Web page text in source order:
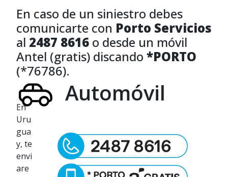
En caso de un siniestro debes
comunicarte con Porto Servicios
al 2487 8616 o desde un móvil
Antel (gratis) discando *PORTO
(*76786).
Automóvil
En
Uru
gua
y, te
envi
are